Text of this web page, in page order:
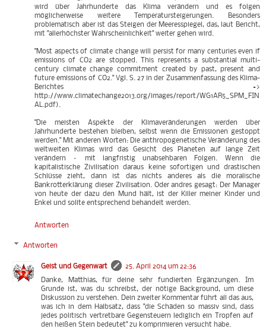
wird über Jahrhunderte das Klima verändern und es folgen
möglicherweise weitere Temperatursteigerungen. Besonders
problematisch aber ist das Steigen der Meeresspiegel, das, laut Bericht,
mit "allerhöchster Wahrscheinlichkeit" weiter gehen wird.
"Most aspects of climate change will persist for many centuries even if
emissions of CO2 are stopped. This represents a substantial multi-
century climate change commitment created by past, present and
future emissions of CO2." Vgl. S. 27 in der Zusammenfassung des Klima-
Berichtes =>
http://www.climatechange2013.org/images/report/WG1AR5_SPM_FIN
AL.pdf).
"Die meisten Aspekte der Klimaveränderungen werden über
Jahrhunderte bestehen bleiben, selbst wenn die Emissionen gestoppt
werden." Mit anderen Worten: Die anthropogenetische Veränderung des
weltweiten Klimas wird das Gesicht des Planeten auf lange Zeit
verändern – mit langfristig unabsehbaren Folgen. Wenn die
kapitalistische Zivilisation daraus keine sofortigen und drastischen
Schlüsse zieht, dann ist das nichts anderes als die moralische
Bankrotterklärung dieser Zivilisation. Oder andres gesagt: Der Manager
von heute der dazu den Mund hält, ist der Killer meiner Kinder und
Enkel und sollte entsprechend behandelt werden.
Antworten
Antworten
Geist und Gegenwart
25. April 2014 um 22:36
Danke, Matthias, für deine sehr fundierten Ergänzungen. Im
Grunde ist, was du schreibst, der nötige Background, um diese
Diskussion zu verstehen. Dein zweiter Kommentar führt all das aus,
was ich in dem Halbsatz, dass "die Schäden so massiv sind, dass
jedes politisch vertretbare Gegensteuern lediglich ein Tropfen auf
den heißen Stein bedeutet" zu komprimieren versucht habe.